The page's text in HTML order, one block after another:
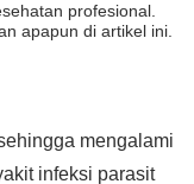
profesional.
apapun di artikel ini.
mengalami
infeksi parasit